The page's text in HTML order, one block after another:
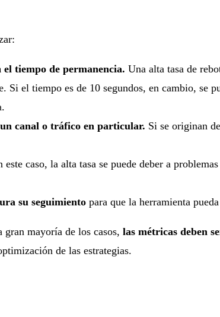
tiempo de permanencia. Una alta tasa de
el tiempo es de 10 segundos, en cambio, se
canal o tráfico en particular. Si se originan
este caso, la alta tasa se puede deber a
su seguimiento para que la herramienta
mayoría de los casos, las métricas deben
de las estrategias.